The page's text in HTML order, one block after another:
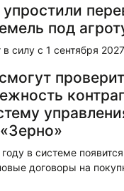
под
в силу с 1 сентября
в системе
договоры на